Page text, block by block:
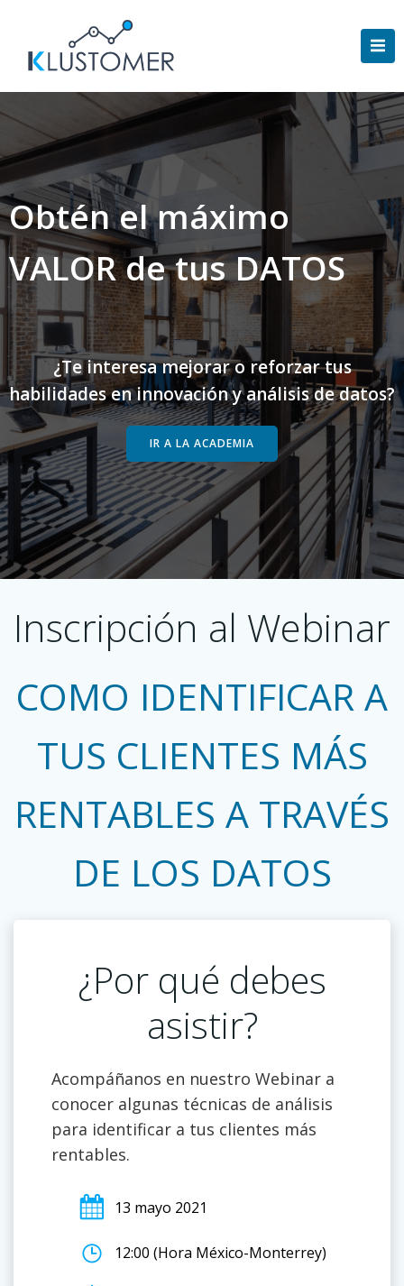
Obtén el máximo
VALOR de tus DATOS
¿Te interesa mejorar o reforzar tus
habilidades en innovación y análisis de datos?
IR A LA ACADEMIA
Inscripción al Webinar
COMO IDENTIFICAR A
TUS CLIENTES MÁS
RENTABLES A TRAVÉS
DE LOS DATOS
¿Por qué debes
asistir?
Acompáñanos en nuestro Webinar a
conocer algunas técnicas de análisis
para identificar a tus clientes más
rentables.
13 mayo 2021
12:00 (Hora México-Monterrey)